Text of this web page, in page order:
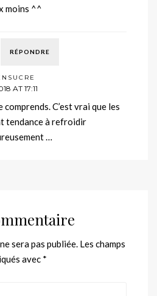
moins ^^
RÉPONDRE
AT 17:11
comprends. C’est vrai que les
tendance à refroidir
…
sera pas publiée. Les champs
avec *